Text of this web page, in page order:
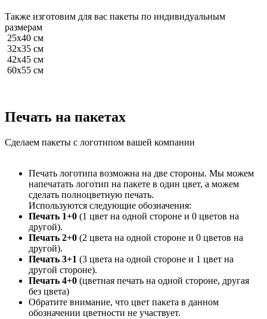
Также изготовим для вас пакеты по индивидуальным
размерам
25x40 см
32x35 см
42x45 см
60x55 см
Печать на пакетах
Сделаем пакеты с логотипом вашей компании
Печать логотипа возможна на две стороны. Мы можем
напечатать логотип на пакете в один цвет, а можем
сделать полноцветную печать.
Используются следующие обозначения:
Печать 1+0 (1 цвет на одной стороне и 0 цветов на
другой).
Печать 2+0 (2 цвета на одной стороне и 0 цветов на
другой).
Печать 3+1 (3 цвета на одной стороне и 1 цвет на
другой стороне).
Печать 4+0 (цветная печать на одной стороне, другая
без цвета)
Обратите внимание, что цвет пакета в данном
обозначении цветности не участвует.